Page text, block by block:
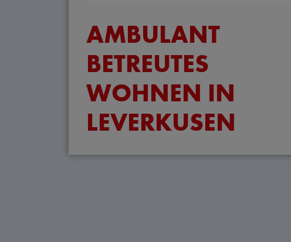
AMBULANT
BETREUTES
WOHNEN IN
LEVERKUSEN